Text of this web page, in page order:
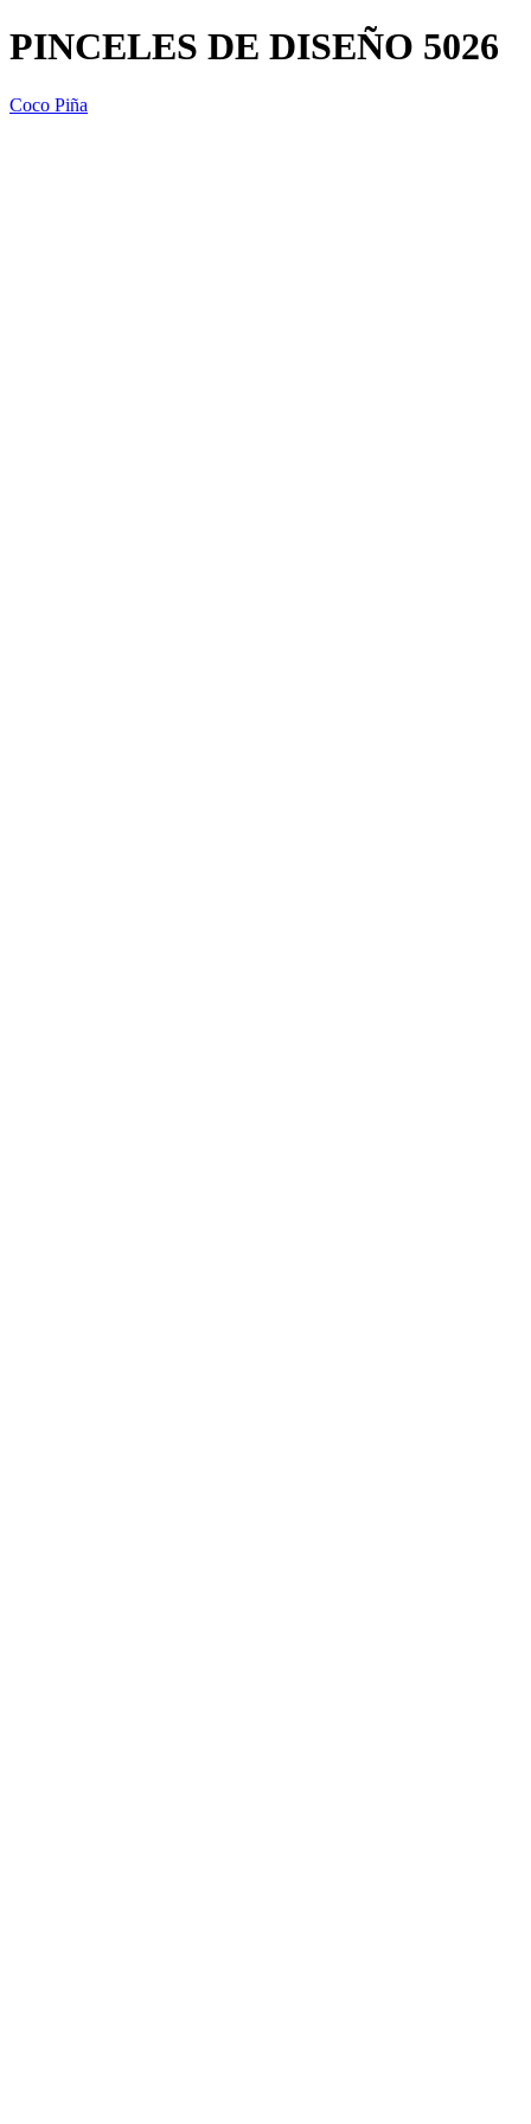
PINCELES DE DISEÑO 5026
Coco Piña